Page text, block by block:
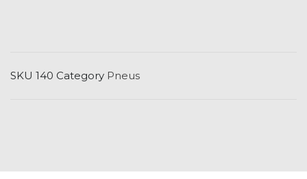
SKU 140 Category Pneus